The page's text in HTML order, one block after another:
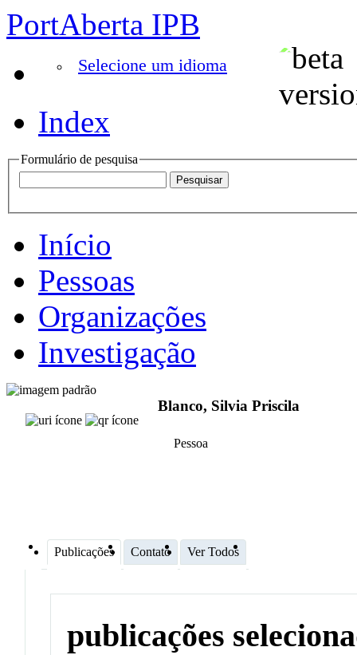
PortAberta IPB
Selecione um idioma
Index
Formulário de pesquisa
Início
Pessoas
Organizações
Investigação
Blanco, Silvia Priscila
Pessoa
Publicações Contato Ver Todos
publicações